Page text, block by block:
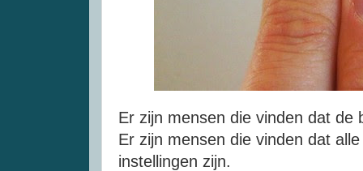
Er zijn mensen die vinden dat de
Er zijn mensen die vinden dat
instellingen zijn.